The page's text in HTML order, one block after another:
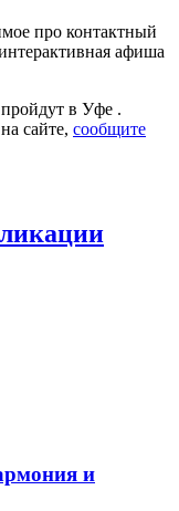
про контактный
афиша
в Уфе .
сайте, сообщите
и